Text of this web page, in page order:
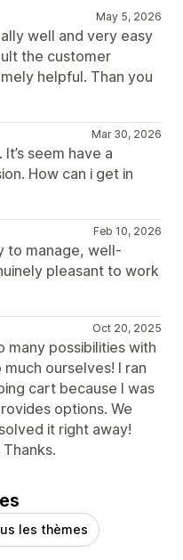
May 5, 2026
well and very easy
the customer
helpful. Than you
Mar 30, 2026
seem have a
How can i get in
Feb 10, 2026
to manage, well-
pleasant to work
Oct 20, 2025
many possibilities with
ourselves! I ran
cart because I was
options. We
it right away!
les thèmes